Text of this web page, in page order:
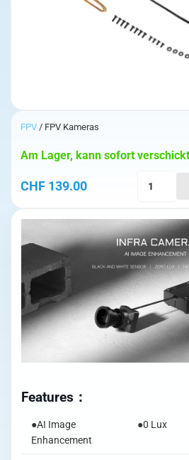
FPV / FPV Kameras
CHF 139.00
Am Lager, kann sofort
Kamera
mit
AI
Menge
Features：
●AI Image
Enhancement
●0 Lux